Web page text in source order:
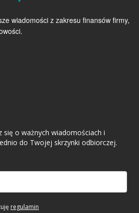
wiadomości z zakresu finansów firmy,
się o ważnych wiadomościach i
do Twojej skrzynki odbiorczej.
regulamin